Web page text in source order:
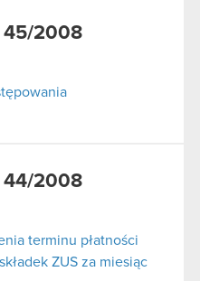
45/2008
44/2008
terminu płatności
ZUS za miesiąc